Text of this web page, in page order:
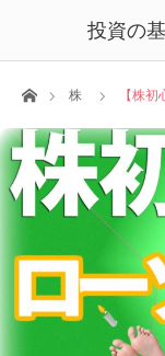
投資の
ホーム株 【株